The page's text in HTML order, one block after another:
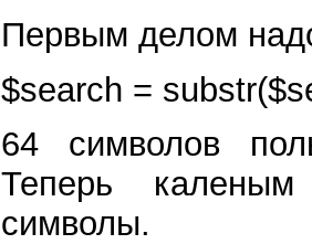
Первым делом
$search = substr($
64 символов
Теперь
символы.